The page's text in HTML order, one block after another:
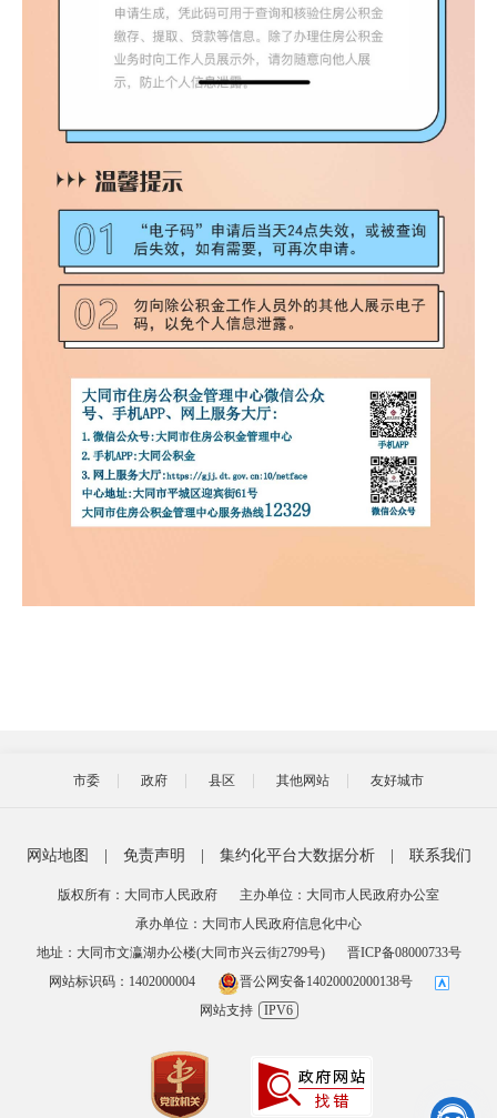
市委 政府 县区 其他网站 友好城市
网站地图 免责声明 集约化平台大数据分析 联系我们
版权所有：大同市人民政府
主办单位：大同市人民政府办公室
承办单位：大同市人民政府信息化中心
地址：大同市文瀛湖办公楼(大同市兴云街2799号)
晋ICP备08000733号
网站标识码：1402000004
晋公网安备14020002000138号
网站支持
IPV6